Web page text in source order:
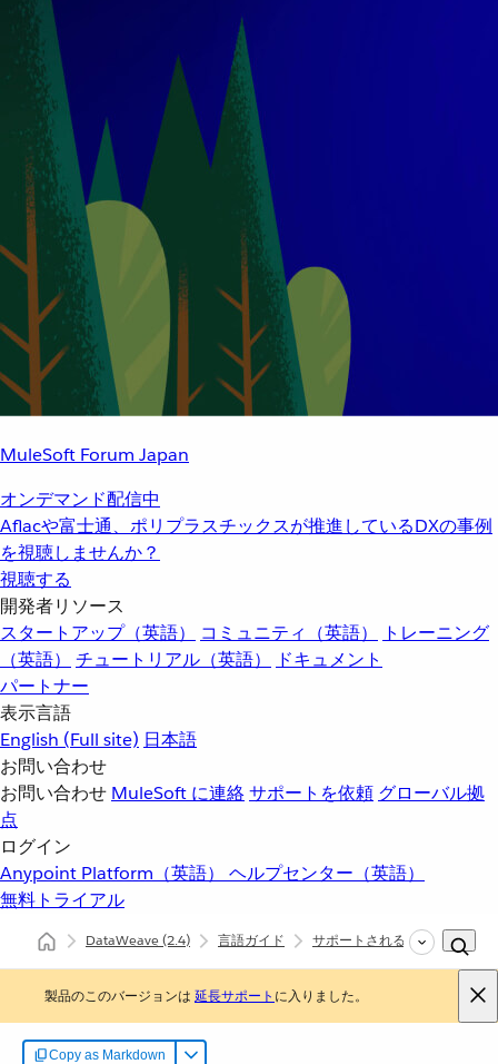
MuleSoft Forum Japan
オンデマンド配信中
Aflacや富士通、ポリプラスチックスが推進しているDXの事例
を視聴しませんか？
視聴する
開発者リソース
スタートアップ（英語）
コミュニティ（英語）
トレーニング
（英語）
チュートリアル（英語）
ドキュメント
パートナー
表示言語
English (Full site) 日本語
お問い合わせ
お問い合わせ MuleSoft に連絡サポートを依頼 グローバル拠
点
ログイン
Anypoint Platform（英語） ヘルプセンター（英語）
無料トライアル
DataWeave(2.4) 言語ガイド サポートされるデータ形式
製品のこのバージョンは 延長サポート に入りました。
Copy as Markdown